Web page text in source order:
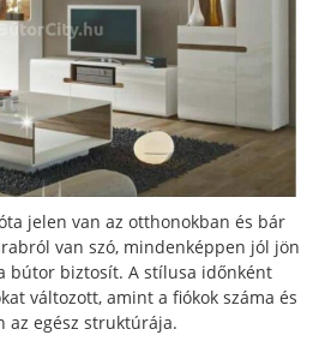
jelen van az otthonokban és bár
van szó, mindenképpen jól jön
bútor biztosít. A stílusa időnként
változott, amint a fiókok száma és
az egész struktúrája.